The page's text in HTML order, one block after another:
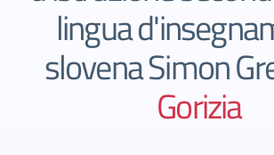
lingua
slovena Simon
Gorizia